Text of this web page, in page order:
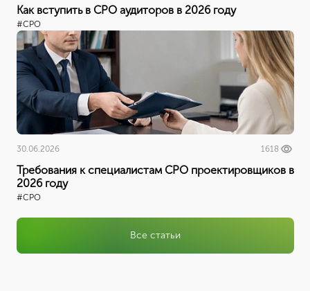
Как вступить в СРО аудиторов в 2026 году
#СРО
30.06.2026 1618
Требования к специалистам СРО проектировщиков в
2026 году
#СРО
Все статьи